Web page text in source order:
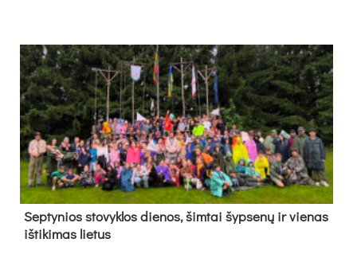
Sep­ty­nios sto­vyk­los die­nos, šim­tai šyp­se­nų ir vie­nas
iš­ti­ki­mas lie­tus